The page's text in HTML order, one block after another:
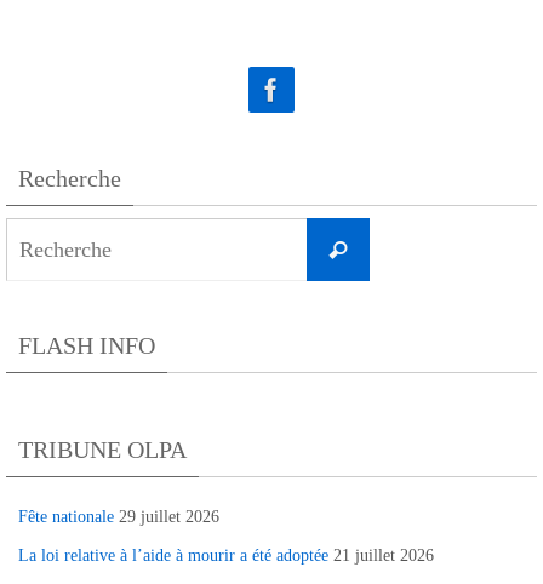
Recherche
Recherche
FLASH INFO
TRIBUNE OLPA
Fête nationale 29 juillet 2026
La loi relative à l’aide à mourir a été adoptée 21 juillet 2026